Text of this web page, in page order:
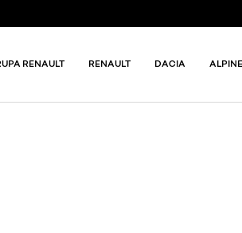
RENAULT RENAULT DACIA ALPINE